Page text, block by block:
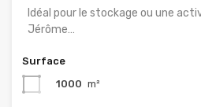
Idéal pour le stockage ou une
Jérôme…
Surface
1000 m²